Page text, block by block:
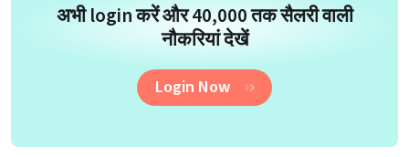
अभी login करें और ₹40,000 तक सैलरी वाली
नौकरियां देखें
Login Now